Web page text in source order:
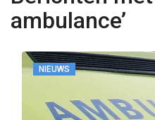
ambulance’
NIEUWS